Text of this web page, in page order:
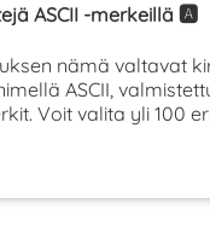
ASCII -merkeillä 🅰️
nämä valtavat
ASCII,
Voit valita yli 100